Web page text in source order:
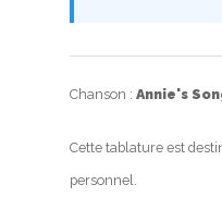
Chanson : Annie's
Cette tablature est
personnel.